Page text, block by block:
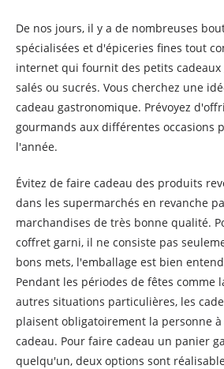
De nos jours, il y a de nombreuses
spécialisées et d'épiceries fines tout
internet qui fournit des petits cadeaux
salés ou sucrés. Vous cherchez une
cadeau gastronomique. Prévoyez
gourmands aux différentes occasions
l'année.
Évitez de faire cadeau des produits
dans les supermarchés en revanche
marchandises de très bonne qualité.
coffret garni, il ne consiste pas
bons mets, l'emballage est bien
Pendant les périodes de fêtes comme
autres situations particulières, les
plaisent obligatoirement la personne
cadeau. Pour faire cadeau un panier
quelqu'un, deux options sont